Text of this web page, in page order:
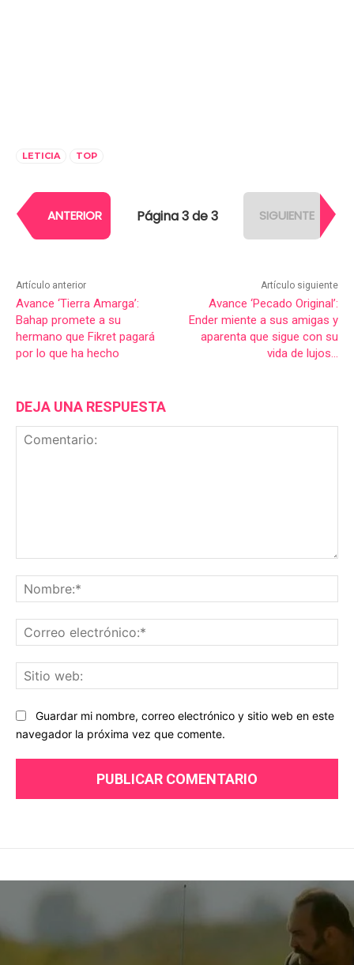
LETICIA TOP
ANTERIOR Página 3 de 3 SIGUIENTE
Artículo anterior
Avance ‘Tierra Amarga’:
Bahap promete a su
hermano que Fikret pagará
por lo que ha hecho
Artículo siguiente
Avance ‘Pecado Original’:
Ender miente a sus amigas y
aparenta que sigue con su
vida de lujos…
DEJA UNA RESPUESTA
Guardar mi nombre, correo electrónico y sitio web en este
navegador la próxima vez que comente.